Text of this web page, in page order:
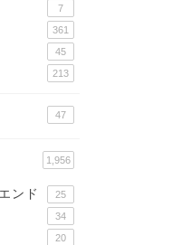
7
361
45
213
47
1,956
ンド 25
34
20